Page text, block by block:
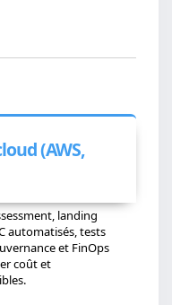
(AWS,
landing
automatisés, tests
et FinOps
coût et